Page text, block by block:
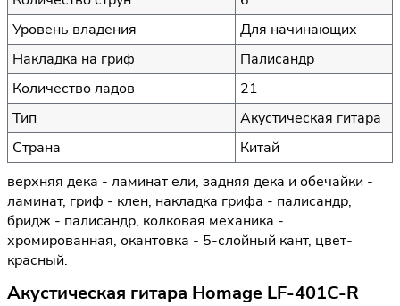
Уровень владения
Для начинающих
Накладка на гриф
Палисандр
Количество ладов
21
Тип
Акустическая гитара
Страна
Китай
верхняя дека - ламинат ели, задняя дека и обечайки -
ламинат, гриф - клен, накладка грифа - палисандр,
бридж - палисандр, колковая механика -
хромированная, окантовка - 5-слойный кант, цвет-
красный.
Акустическая гитара Homage LF-401C-R